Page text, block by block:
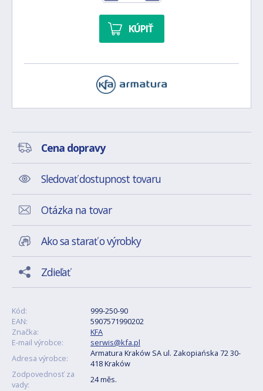
KÚPIŤ
Cena dopravy
Sledovať dostupnost tovaru
Otázka na tovar
Ako sa starať o výrobky
Zdieľať
Kód:
999-250-90
EAN:
5907571990202
Značka:
KFA
E-mail výrobce:
serwis@kfa.pl
Adresa výrobce:
Armatura Kraków SA ul. Zakopiańska 72 30-
418 Kraków
Zodpovednosť za
vady:
24 měs.